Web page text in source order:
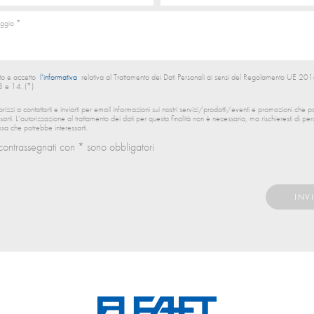
e accetto l’informativa relativa al Trattamento dei Dati Personali ai sensi del Regolamento UE
e 14. (*)
a contattarti e inviarti per email informazioni sui nostri servizi/prodotti/eventi e promozioni che
L’autorizzazione al trattamento dei dati per questa finalità non è necessaria, ma rischieresti di
che potrebbe interessarti.
con * sono obbligatori